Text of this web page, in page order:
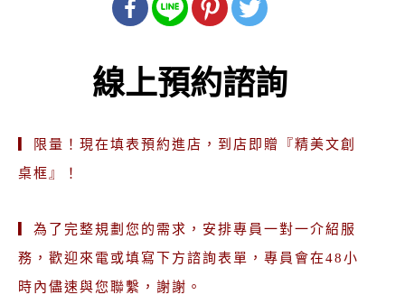
線上預約諮詢
▎限量！現在填表預約進店，到店即贈『精美文創
桌框』！
▎為了完整規劃您的需求，安排專員一對一介紹服
務，歡迎來電或填寫下方諮詢表單，專員會在48小
時內儘速與您聯繫，謝謝。